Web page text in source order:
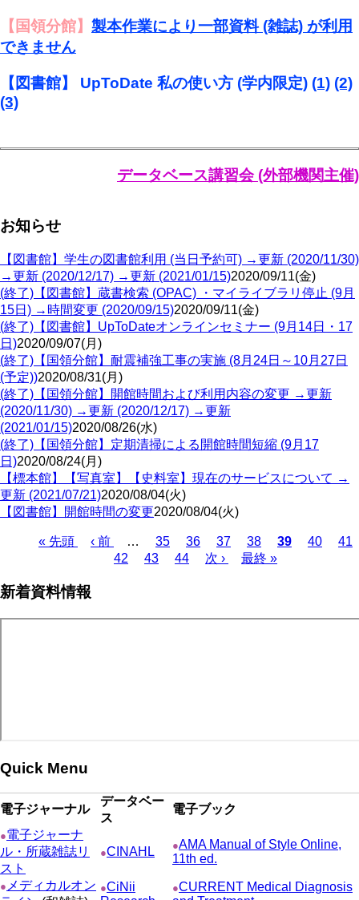
【国領分館】 製本作業により一部資料 (雑誌) が利用
できません
【図書館】 UpToDate 私の使い方 (学内限定) (1) (2)
(3)
データベース講習会 (外部機関主催)
お知らせ
【図書館】学生の図書館利用 (当日予約可) →更新 (2020/11/30)
→更新 (2020/12/17) →更新 (2021/01/15)2020/09/11(金)
(終了)【図書館】蔵書検索 (OPAC) ・マイライブラリ停止 (9月
15日) →時間変更 (2020/09/15)2020/09/11(金)
(終了)【図書館】UpToDateオンラインセミナー (9月14日・17
日)2020/09/07(月)
(終了)【国領分館】耐震補強工事の実施 (8月24日～10月27日
(予定))2020/08/31(月)
(終了)【国領分館】開館時間および利用内容の変更 →更新
(2020/11/30) →更新 (2020/12/17) →更新
(2021/01/15)2020/08/26(水)
(終了)【国領分館】定期清掃による開館時間短縮 (9月17
日)2020/08/24(月)
【標本館】【写真室】【史料室】現在のサービスについて →
更新 (2021/07/21)2020/08/04(火)
【図書館】開館時間の変更2020/08/04(火)
ジ
先
ー
« 先頭
前
‹ 前 … Page
35 Page
36 Page
37 Page
38
カ
39 Page
40
41
Page
42 Page
43 Page
44
次
次 ›
最
最終 »
新着資料情報
Quick Menu
電子ジャーナル
データベー
ス
電子ブック
●電子ジャーナ
ル・所蔵雑誌リ
スト
●CINAHL ●AMA Manual of Style Online,
11th ed.
● メディカルオン ●CiNii
●CURRENT Medical Diagnosis